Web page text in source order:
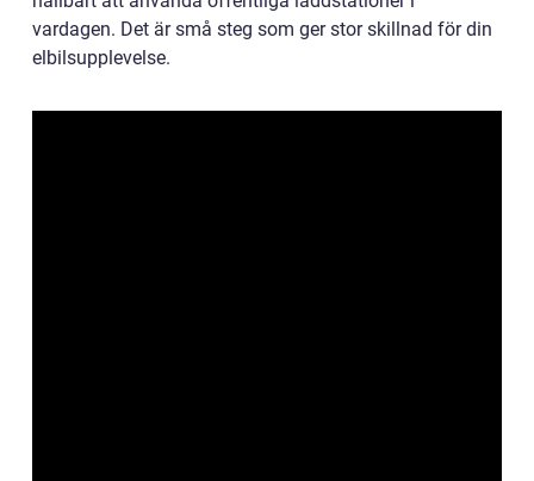
vardagen. Det är små steg som ger stor skillnad för din
elbilsupplevelse.